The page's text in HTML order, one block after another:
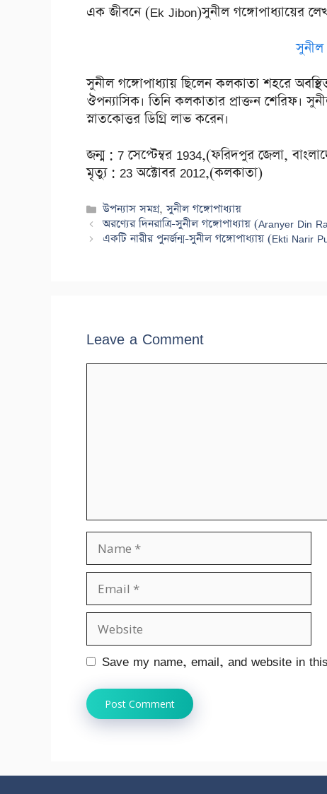
এক জীবনে (Ek Jibon)সুনীল গঙ্গোপাধ্যায়ের
সুনীল
সুনীল গঙ্গোপাধ্যায় ছিলেন কলকাতা শহরে
ঔপন্যাসিক। তিনি কলকাতার প্রাক্তন শেরিফ।
স্নাতকোত্তর ডিগ্রি লাভ করেন।
জন্ম : 7 সেপ্টেম্বর 1934,(ফরিদপুর জেলা,
মৃত্যু : 23 অক্টোবর 2012,(কলকাতা)
Categories
উপন্যাস সমগ্র,সুনীল গঙ্গোপাধ্যায়
অরণ্যের দিনরাত্রি-সুনীল গঙ্গোপাধ্যায় (Aranyer Din
একটি নারীর পুনর্জন্ম-সুনীল গঙ্গোপাধ্যায় (Ekti Narir
Leave a Comment
Name
Email
Website
Save my name, email, and website in